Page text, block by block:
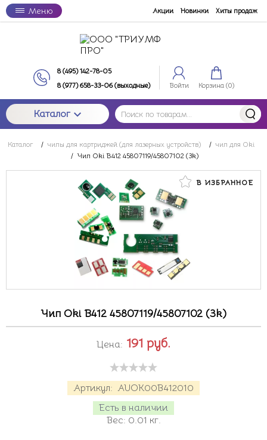
Меню Акции Новинки Хиты продаж
8 (495) 142-78-05
8 (977) 658-33-06 (выходные)
Войти Корзина (0)
Каталог
Каталог / чипы для картриджей (для лазерных устройств) / чип для Oki
/ Чип Oki B412 45807119/45807102 (3k)
В ИЗБРАННОЕ
Чип Oki B412 45807119/45807102 (3k)
Артикул: AUOK00B412010
Есть в наличии
Вес: 0.01 кг.
Цена: 191 руб.